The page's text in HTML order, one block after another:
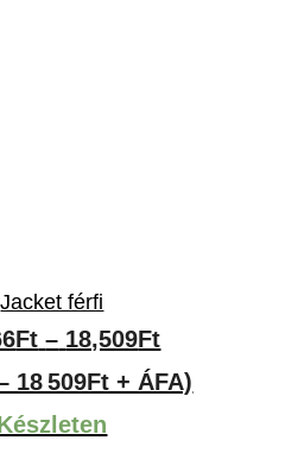
Jacket férfi
Ft – 18,509FtÁrtartomány:
18,266Ft
18 509Ft + ÁFA)